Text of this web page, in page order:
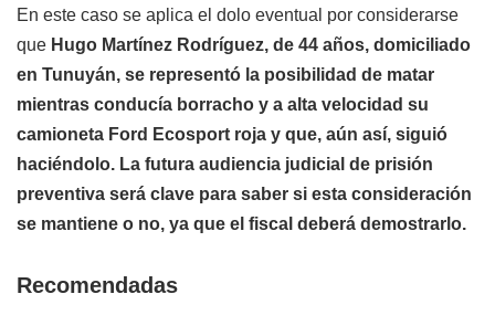
En este caso se aplica el dolo eventual por considerarse
que Hugo Martínez Rodríguez, de 44 años, domiciliado
en Tunuyán, se representó la posibilidad de matar
mientras conducía borracho y a alta velocidad su
camioneta Ford Ecosport roja y que, aún así, siguió
haciéndolo. La futura audiencia judicial de prisión
preventiva será clave para saber si esta consideración
se mantiene o no, ya que el fiscal deberá demostrarlo.
Recomendadas